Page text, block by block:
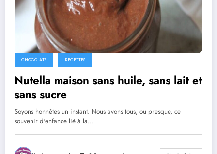
CHOCOLATS RECETTES
Nutella maison sans huile, sans lait et
sans sucre
Soyons honnêtes un instant. Nous avons tous, ou presque, ce
souvenir d'enfance lié à la…